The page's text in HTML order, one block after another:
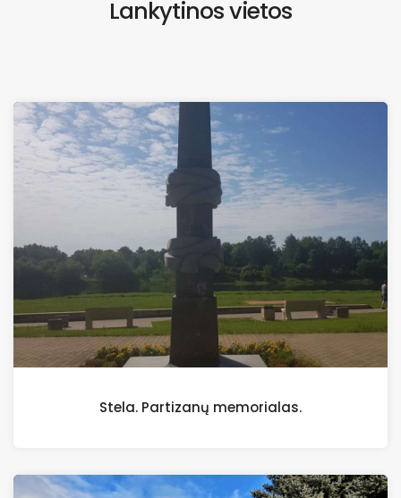
Lankytinos vietos
Stela. Partizanų memorialas.